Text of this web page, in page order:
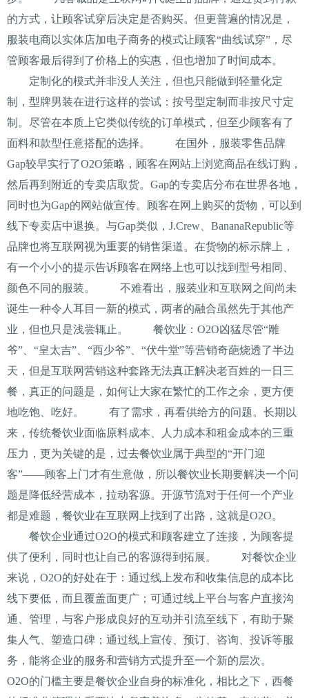
的方式，让顾客试穿后决定是否购买。但更普遍的情况是，
服装电商以实体店加电子商务的模式让顾客“曲线试穿”，尽
管顾客最后得到了价格上的实惠，但也增加了时间成本。
定制化的模式并非没人关注，但也只能做到轻量化定
制，型牌男装在进行这样的尝试：按号型定制而非按尺寸定
制。尽管在本质上它类似传统的订单模式，但至少顾客有了
面料和款型任意搭配的选择。 在国外，服装零售品牌
Gap较早实行了O2O策略，顾客在网站上浏览商品在线订购，
然后再到附近的专卖店取货。Gap的专卖店分布在世界各地，
同时也为Gap的网站做宣传。顾客在网上购买的货物，可以到
线下专卖店中退换。与Gap类似，J.Crew、BananaRepublic等
品牌也将互联网视为重要的销售渠道。在货物的标示牌上，
有一个小小的提示告诉顾客在网络上也可以找到型号相同、
颜色不同的服装。 不难看出，服装业和互联网之间尚未
诞生一种令人耳目一新的模式，两者的融合虽然先于其他产
业，但也只是浅尝辄止。 餐饮业：O2O凶猛尽管“雕
爷”、“皇太吉”、“西少爷”、“伏牛堂”等营销奇葩烧透了半边
天，但是互联网营销这种套路无法真正解决老百姓的一日三
餐，真正的问题是，如何让大家在繁忙的工作之余，更方便
地吃饱、吃好。 有了需求，再看供给方的问题。长期以
来，传统餐饮业面临原料成本、人力成本和租金成本的三重
压力，更为关键的是，过去餐饮业属于典型的“开门迎
客”——顾客上门才有生意做，所以餐饮业长期要解决一个问
题是降低经营成本，拉动客源。开源节流对于任何一个产业
都是难题，餐饮业在互联网上找到了出路，这就是O2O。
餐饮企业通过O2O的模式和顾客建立了连接，为顾客提
供了便利，同时也让自己的客源得到拓展。 对餐饮企业
来说，O2O的好处在于：通过线上发布和收集信息的成本比
线下要低，而且覆盖面更广；可通过线上平台与客户直接沟
通、管理，与客户形成良好的互动并引流至线下，有助于聚
集人气、塑造口碑；通过线上宣传、预订、咨询、投诉等服
务，能将企业的服务和营销方式提升至一个新的层次。
O2O的门槛主要是餐饮企业自身的标准化，相比之下，西餐